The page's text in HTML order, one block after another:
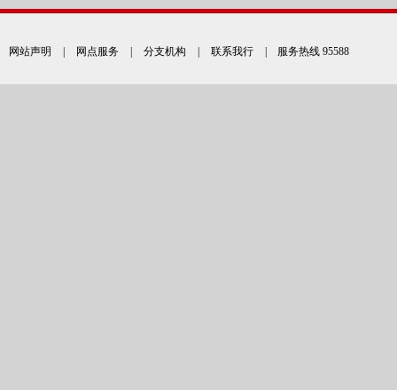
网站声明 网点服务 分支机构 联系我行 | 服务热线 95588